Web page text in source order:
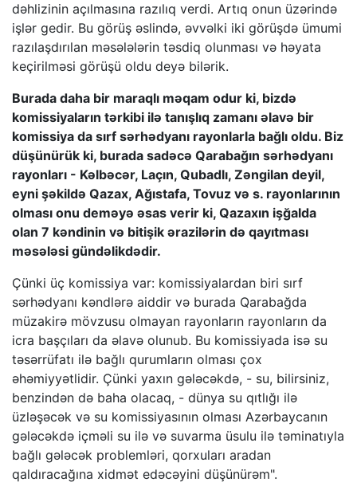
dəhlizinin açılmasına razılıq verdi. Artıq onun üzərində
işlər gedir. Bu görüş əslində, əvvəlki iki görüşdə ümumi
razılaşdırılan məsələlərin təsdiq olunması və həyata
keçirilməsi görüşü oldu deyə bilərik.
Burada daha bir maraqlı məqam odur ki, bizdə
komissiyaların tərkibi ilə tanışlıq zamanı əlavə bir
komissiya da sırf sərhədyanı rayonlarla bağlı oldu. Biz
düşünürük ki, burada sadəcə Qarabağın sərhədyanı
rayonları - Kəlbəcər, Laçın, Qubadlı, Zəngilan deyil,
eyni şəkildə Qazax, Ağıstafa, Tovuz və s. rayonlarının
olması onu deməyə əsas verir ki, Qazaxın işğalda
olan 7 kəndinin və bitişik ərazilərin də qayıtması
məsələsi gündəlikdədir.
Çünki üç komissiya var: komissiyalardan biri sırf
sərhədyanı kəndlərə aiddir və burada Qarabağda
müzakirə mövzusu olmayan rayonların rayonların da
icra başçıları da əlavə olunub. Bu komissiyada isə su
təsərrüfatı ilə bağlı qurumların olması çox
əhəmiyyətlidir. Çünki yaxın gələcəkdə, - su, bilirsiniz,
benzindən də baha olacaq, - dünya su qıtlığı ilə
üzləşəcək və su komissiyasının olması Azərbaycanın
gələcəkdə içməli su ilə və suvarma üsulu ilə təminatıyla
bağlı gələcək problemləri, qorxuları aradan
qaldıracağına xidmət edəcəyini düşünürəm".